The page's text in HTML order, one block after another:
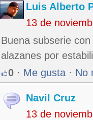
Luis Alberto
13 de
Buena subserie
alazanes por
0 · Me gusta · No
Navil Cruz
13 de